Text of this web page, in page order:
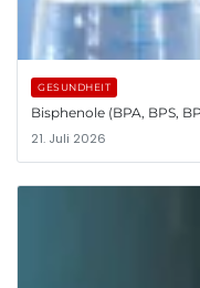
GESUNDHEIT
Bisphenole (BPA, BPS,
21. Juli 2026